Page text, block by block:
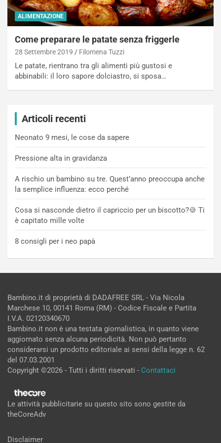
ALIMENTAZIONE
Come preparare le patate senza friggerle
28 Settembre 2019 Filomena Tuzzi
Le patate, rientrano tra gli alimenti più gustosi e
abbinabili: il loro sapore dolciastro, si sposa…
Articoli recenti
Neonato 9 mesi, le cose da sapere
Pressione alta in gravidanza
A rischio un bambino su tre. Quest’anno preoccupa anche
la semplice influenza: ecco perché
Cosa si nasconde dietro il capriccio per un biscotto?🍪 Ti
è capitato mille volte
8 consigli per i neo papà
Bambino.it di proprietà di DADAFREE SRL - Via Nicola
Marchese 10, 00141 Roma (RM) - Codice Fiscale e Partita
I.V.A. 02120340670
Bambino.it non è una testata giornalistica, in quanto viene
aggiornato senza alcuna periodicità. Non può pertanto
considerarsi un prodotto editoriale ai sensi della legge n. 62
del 07.03.2001
Copyright ©2026 - Tutti i diritti riservati - Contattaci
Le attività pubblicitarie su questo sito sono gestite da
theCoreAdv
Disclaimer